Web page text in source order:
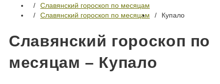
Славянский гороскоп по месяцам
Славянский гороскоп по месяцам
Купало
Славянский гороскоп по
месяцам – Купало